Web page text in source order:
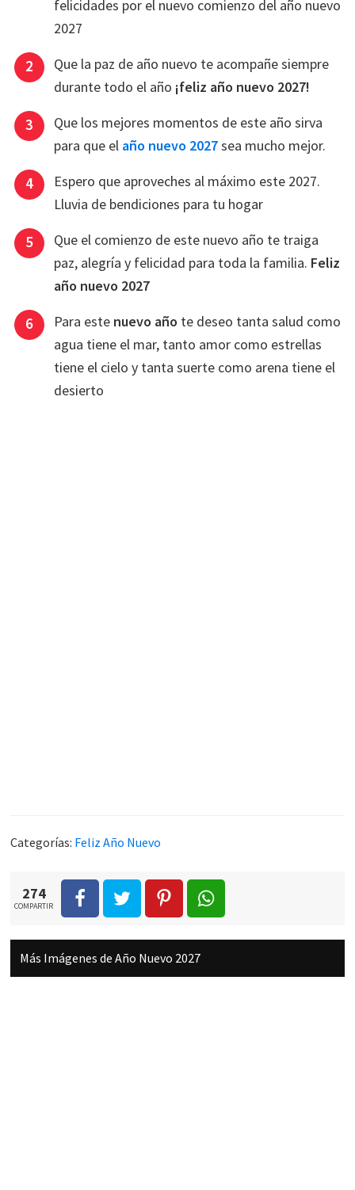
felicidades por el nuevo comienzo del año nuevo
2027
Que la paz de año nuevo te acompañe siempre
durante todo el año ¡feliz año nuevo 2027!
Que los mejores momentos de este año sirva
para que el año nuevo 2027sea mucho mejor.
Espero que aproveches al máximo este 2027.
Lluvia de bendiciones para tu hogar
Que el comienzo de este nuevo año te traiga
paz, alegría y felicidad para toda la familia. Feliz
año nuevo 2027
Para este nuevo año te deseo tanta salud como
agua tiene el mar, tanto amor como estrellas
tiene el cielo y tanta suerte como arena tiene el
desierto
Categorías: Feliz Año Nuevo
274
COMPARTIR
Más Imágenes de Año Nuevo 2027